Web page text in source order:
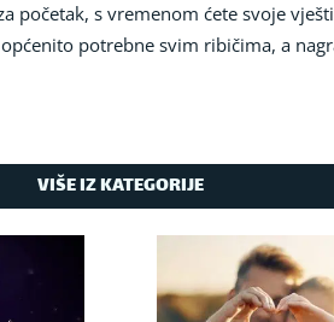
početak, s vremenom ćete svoje
potrebne svim ribičima, a
VIŠE IZ KATEGORIJE